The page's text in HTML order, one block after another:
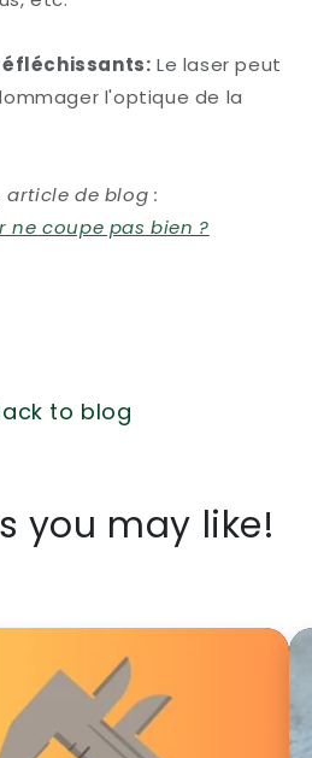
Le laser peut
l'optique de la
de blog :
ne coupe pas bien ?
to blog
you may like!